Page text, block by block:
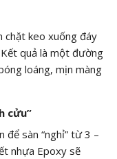
keo xuống đáy
quả là một đường
loáng, mịn màng
cửu”
để sàn “nghỉ” từ 3 –
nhựa Epoxy sẽ